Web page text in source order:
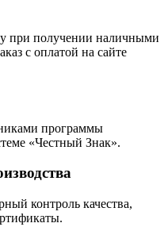
при получении наличными
с оплатой на сайте
программы
«Честный Знак».
контроль качества,